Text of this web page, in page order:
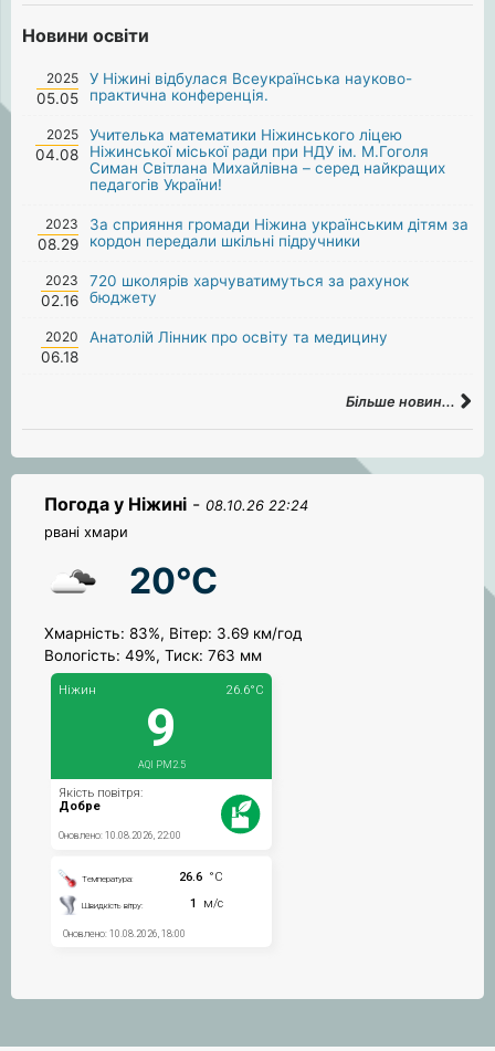
Новини освіти
2025
05.05
У Ніжині відбулася Всеукраїнська науково-
практична конференція.
2025
04.08
Учителька математики Ніжинського ліцею
Ніжинської міської ради при НДУ ім. М.Гоголя
Симан Світлана Михайлівна – серед найкращих
педагогів України!
2023
08.29
За сприяння громади Ніжина українським дітям за
кордон передали шкільні підручники
2023
02.16
720 школярів харчуватимуться за рахунок
бюджету
2020
06.18
Анатолій Лінник про освіту та медицину
Більше новин...
Погода у Ніжині - 08.10.26 22:24
рвані хмари
20°C
Хмарність: 83%, Вітер: 3.69 км/год
Вологість: 49%, Тиск: 763 мм